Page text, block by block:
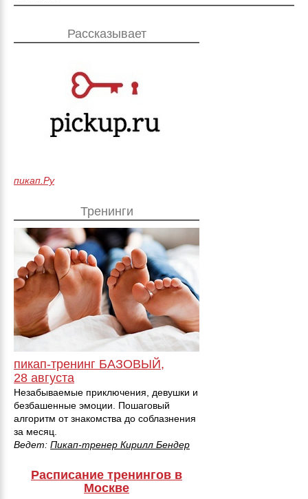
Рассказывает
пикап.Ру
Тренинги
пикап-тренинг БАЗОВЫЙ,
28 августа
Незабываемые приключения, девушки и
безбашенные эмоции. Пошаговый
алгоритм от знакомства до соблазнения
за месяц.
Ведет: Пикап-тренер Кирилл Бендер
Расписание тренингов в
Москве